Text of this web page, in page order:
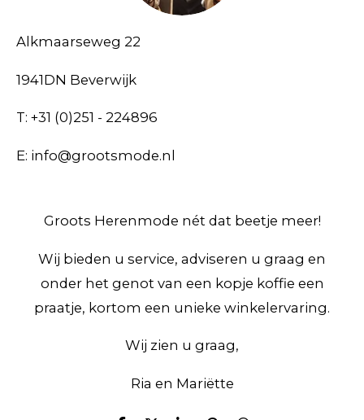
Alkmaarseweg 22
1941DN Beverwijk
T: +31 (0)251 - 224896
E: info@grootsmode.nl
Groots Herenmode nét dat beetje meer!
Wij bieden u service, adviseren u graag en
onder het genot van een kopje koffie een
praatje, kortom een unieke winkelervaring.
Wij zien u graag,
Ria en Mariëtte